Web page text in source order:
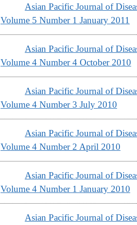
Asian Pacific Journal of
Volume 5 Number 1 January 2011
Asian Pacific Journal of
Volume 4 Number 4 October 2010
Asian Pacific Journal of
Volume 4 Number 3 July 2010
Asian Pacific Journal of
Volume 4 Number 2 April 2010
Asian Pacific Journal of
Volume 4 Number 1 January 2010
Asian Pacific Journal of